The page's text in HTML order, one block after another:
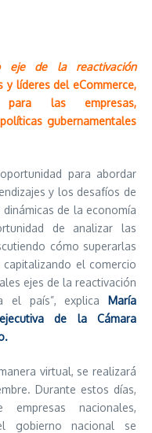
eje de la reactivación
y líderes del eCommerce,
para las empresas,
gubernamentales
para abordar
y los desafíos de
de la economía
de analizar las
cómo superarlas
el comercio
ejes de la reactivación
el país”, explica María
de la Cámara
virtual, se realizará
Durante estos días,
nacionales,
gobierno nacional se